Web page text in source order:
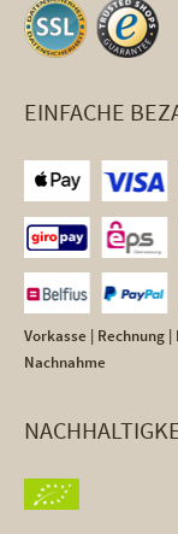
EINFACHE
Vorkasse | Rechnung
Nachnahme